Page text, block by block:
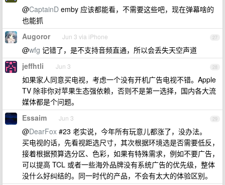
@CaptainD emby 应该都能看，不需要这些吧，现在弹幕啥的
也能抓
27
Augoror Jun 3 via iPhone
@wfg 记错了，是不支持音频直通，所以会丢失天空声道
28
jeffhtli Jun 3
如果家人同意买电视，考虑一个没有开机广告电视不错。Apple
TV 除非你对苹果生态强依赖，否则不是第一选择，国内各大流
媒体都是个问题。
29
Essaim Jun 3
@DearFox #23 老实说，今年所有玩意儿都涨了，没办法。
买电视的话，先看视距选尺寸，其次根据环境选是否需要低反，
接着根据预算选分区、色彩，如果有特殊需求，例如不要广告，
可以提高 TCL 或者一些海外品牌没有系统广告的优先级，整体
没什么好纠结的。同一时代的产品，不会有太大的体验区别。